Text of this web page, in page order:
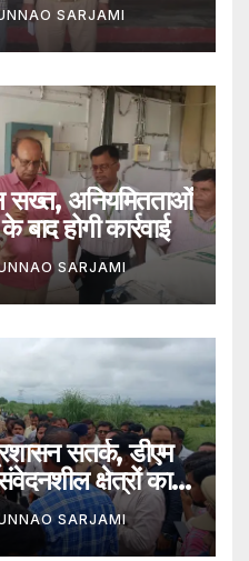
SARJAMI
सख्त, अनियमितताओं
बाद होगी कार्रवाई
SARJAMI
सतर्क, डीएम
क्षेत्रों का
SARJAMI